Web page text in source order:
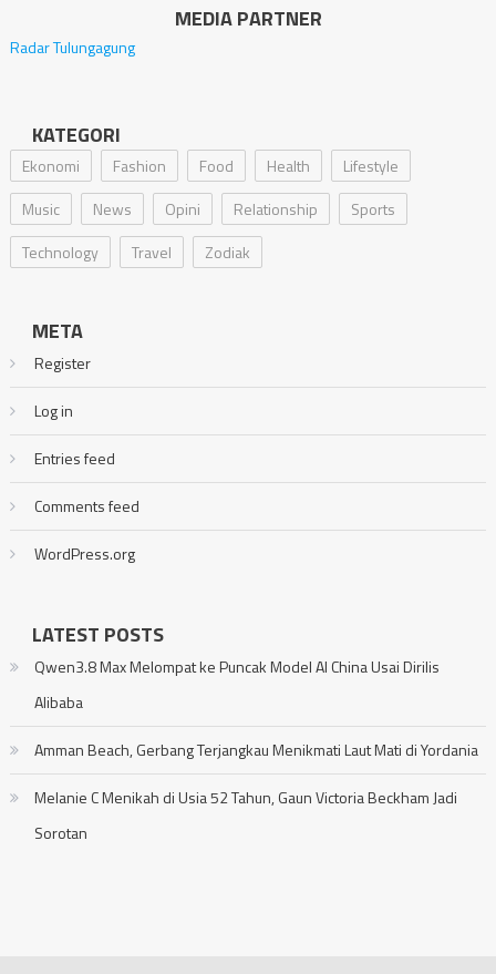
MEDIA PARTNER
Radar Tulungagung
KATEGORI
Ekonomi Fashion Food Health
Lifestyle
Music
News Opini Relationship
Sports
Technology
Travel Zodiak
META
Register
Log in
Entries feed
Comments feed
WordPress.org
LATEST POSTS
Qwen3.8 Max Melompat ke Puncak Model AI China Usai Dirilis
Alibaba
Amman Beach, Gerbang Terjangkau Menikmati Laut Mati di Yordania
Melanie C Menikah di Usia 52 Tahun, Gaun Victoria Beckham Jadi
Sorotan